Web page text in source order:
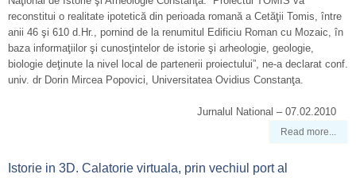
reconstitui o realitate ipotetică din perioada romană a Cetăţii Tomis, între
anii 46 şi 610 d.Hr., pornind de la renumitul Edificiu Roman cu Mozaic, în
baza informaţiilor şi cunosţintelor de istorie şi arheologie, geologie,
biologie deţinute la nivel local de partenerii proiectului”, ne-a declarat conf.
univ. dr Dorin Mircea Popovici, Universitatea Ovidius Constanţa.
Jurnalul National – 07.02.2010
Read more...
Istorie in 3D. Calatorie virtuala, prin vechiul port al